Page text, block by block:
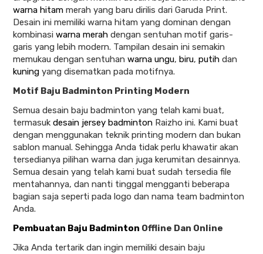
warna hitam merah yang baru dirilis dari Garuda Print.
Desain ini memiliki warna hitam yang dominan dengan
kombinasi warna merah dengan sentuhan motif garis-
garis yang lebih modern. Tampilan desain ini semakin
memukau dengan sentuhan warna ungu, biru, putih dan
kuning yang disematkan pada motifnya.
Motif Baju Badminton Printing Modern
Semua desain baju badminton yang telah kami buat,
termasuk desain jersey badminton Raizho ini. Kami buat
dengan menggunakan teknik printing modern dan bukan
sablon manual. Sehingga Anda tidak perlu khawatir akan
tersedianya pilihan warna dan juga kerumitan desainnya.
Semua desain yang telah kami buat sudah tersedia file
mentahannya, dan nanti tinggal mengganti beberapa
bagian saja seperti pada logo dan nama team badminton
Anda.
Pembuatan Baju Badminton Offline Dan Online
Jika Anda tertarik dan ingin memiliki desain baju